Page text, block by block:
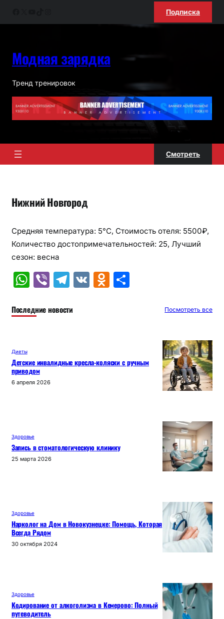
Подписка
Модная зарядка
Тренд тренировок
Смотреть
Нижний Новгород
Средняя температура: 5°C, Стоимость отеля: 5500₽,
Количество достопримечательностей: 25, Лучший
сезон: весна
W
at
p
p
Vi
er
T
e
m
V O
a
О
в
Последние новости Посмотреть все
Диеты
Детские инвалидные кресла-коляски с ручным
приводом
6 апреля 2026
Здоровье
Запись в стоматологическую клинику
25 марта 2026
Здоровье
Нарколог на Дом в Новокузнецке: Помощь, Которая
Всегда Рядом
30 октября 2024
Здоровье
Кодирование от алкоголизма в Кемерово: Полный
путеводитель